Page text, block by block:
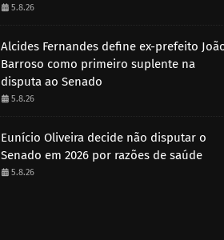
5.8.26
Alcides Fernandes define ex-prefeito
Barroso como primeiro suplente na
disputa ao Senado
5.8.26
Eunício Oliveira decide não disputar o
Senado em 2026 por razões de saúde
5.8.26